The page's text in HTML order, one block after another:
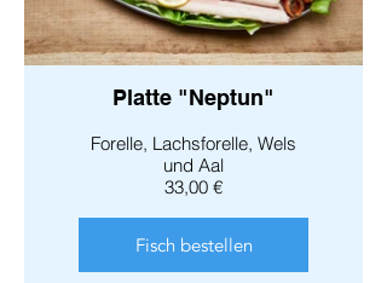
Platte "Neptun"
Forelle, Lachsforelle, Wels
und Aal
33,00 €
Fisch bestellen